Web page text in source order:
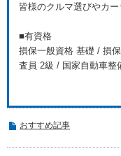
皆様のクルマ選びやカ
■有資格
損保一般資格 基礎 / 損
査員 2級 / 国家自動車整
おすすめ記事